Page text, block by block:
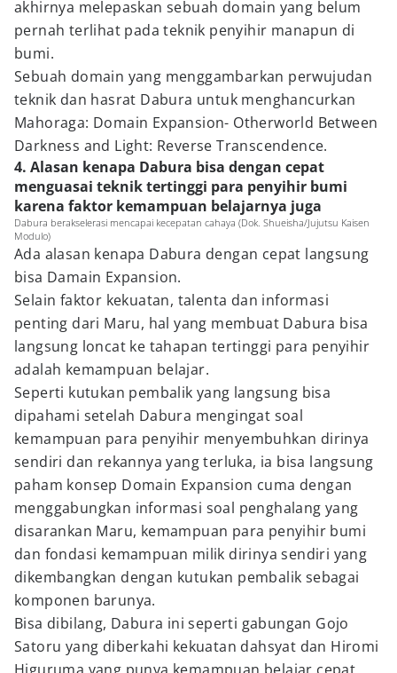
akhirnya melepaskan sebuah domain yang belum
pernah terlihat pada teknik penyihir manapun di
bumi.
Sebuah domain yang menggambarkan perwujudan
teknik dan hasrat Dabura untuk menghancurkan
Mahoraga: Domain Expansion- Otherworld Between
Darkness and Light: Reverse Transcendence.
4. Alasan kenapa Dabura bisa dengan cepat
menguasai teknik tertinggi para penyihir bumi
karena faktor kemampuan belajarnya juga
Dabura berakselerasi mencapai kecepatan cahaya (Dok. Shueisha/Jujutsu Kaisen
Modulo)
Ada alasan kenapa Dabura dengan cepat langsung
bisa Damain Expansion.
Selain faktor kekuatan, talenta dan informasi
penting dari Maru, hal yang membuat Dabura bisa
langsung loncat ke tahapan tertinggi para penyihir
adalah kemampuan belajar.
Seperti kutukan pembalik yang langsung bisa
dipahami setelah Dabura mengingat soal
kemampuan para penyihir menyembuhkan dirinya
sendiri dan rekannya yang terluka, ia bisa langsung
paham konsep Domain Expansion cuma dengan
menggabungkan informasi soal penghalang yang
disarankan Maru, kemampuan para penyihir bumi
dan fondasi kemampuan milik dirinya sendiri yang
dikembangkan dengan kutukan pembalik sebagai
komponen barunya.
Bisa dibilang, Dabura ini seperti gabungan Gojo
Satoru yang diberkahi kekuatan dahsyat dan Hiromi